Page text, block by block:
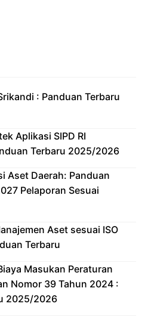
: Panduan Terbaru
Aplikasi SIPD RI
Terbaru 2025/2026
Aset Daerah: Panduan
Pelaporan Sesuai
Aset sesuai ISO
Terbaru
Masukan Peraturan
Nomor 39 Tahun 2024 :
2025/2026